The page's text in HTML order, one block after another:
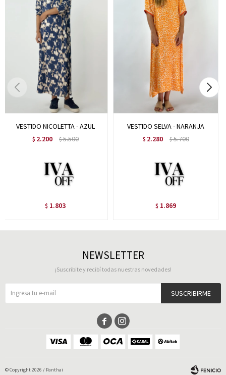
VESTIDO NICOLETTA - AZUL
$ 2.200 $5.500
$ 1.803
VESTIDO SELVA - NARANJA
$ 2.280 $5.700
$ 1.869
NEWSLETTER
¡Suscribite y recibí todas nuestras novedades!
SUSCRIBIRME
 
© Copyright 2026 / Panthai